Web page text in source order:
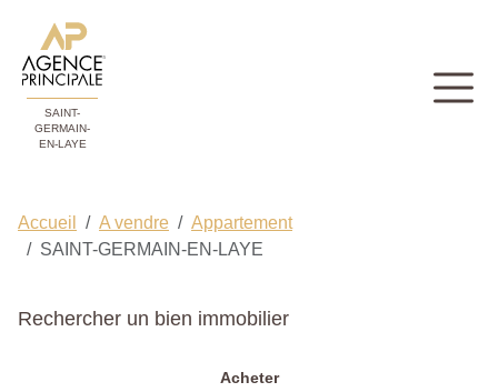
SAINT-
GERMAIN-
EN-LAYE
Accueil A vendre
Appartement
SAINT-GERMAIN-EN-LAYE
Rechercher un bien immobilier
Acheter